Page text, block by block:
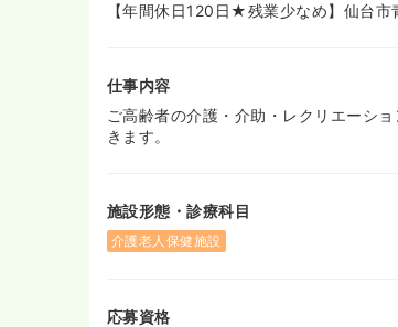
【年間休日120日★残業少なめ】仙台
仕事内容
ご高齢者の介護・介助・レクリエーシ
きます。
施設形態・診療科目
介護老人保健施設
応募資格